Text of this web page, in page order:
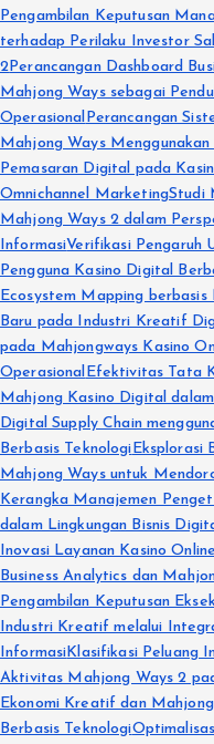
Pengambilan Keputusan
terhadap Perilaku Investor
2 Perancangan Dashboard
Mahjong Ways sebagai
Operasional Perancangan
Mahjong Ways
Pemasaran Digital pada
Omnichannel MarketingStudi
Mahjong Ways 2 dalam
InformasiVerifikasi Pengaruh
Pengguna Kasino Digital
Ecosystem Mapping
Baru pada Industri Kreatif
pada Mahjongways Kasino
Operasional Efektivitas Tata
Mahjong Kasino Digital
Digital Supply Chain
Berbasis Teknologi Eksplorasi
Mahjong Ways untuk
Kerangka Manajemen
dalam Lingkungan Bisnis
Inovasi Layanan Kasino
Business Analytics dan
Pengambilan Keputusan
Industri Kreatif melalui
Informasi Klasifikasi Peluang
Aktivitas Mahjong Ways 2
Ekonomi Kreatif dan
Berbasis Teknologi